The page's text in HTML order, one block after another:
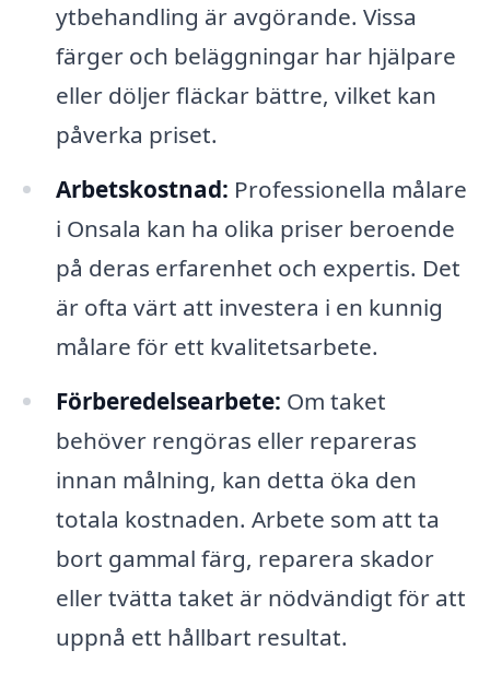
ytbehandling är avgörande. Vissa
färger och beläggningar har hjälpare
eller döljer fläckar bättre, vilket kan
påverka priset.
Arbetskostnad: Professionella målare
i Onsala kan ha olika priser beroende
på deras erfarenhet och expertis. Det
är ofta värt att investera i en kunnig
målare för ett kvalitetsarbete.
Förberedelsearbete: Om taket
behöver rengöras eller repareras
innan målning, kan detta öka den
totala kostnaden. Arbete som att ta
bort gammal färg, reparera skador
eller tvätta taket är nödvändigt för att
uppnå ett hållbart resultat.